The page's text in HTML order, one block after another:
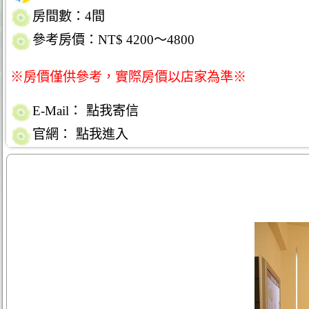
房間數：4間
參考房價：NT$ 4200～4800
※房價僅供參考，實際房價以店家為準※
E-Mail：
點我寄信
官網：
點我進入